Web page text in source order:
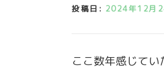
投稿日: 2024年12月
ここ数年感じてい